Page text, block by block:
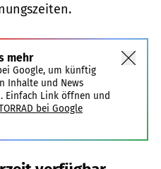
mehr
Google, um künftig
Inhalte und News
Einfach Link öffnen und
bei Google